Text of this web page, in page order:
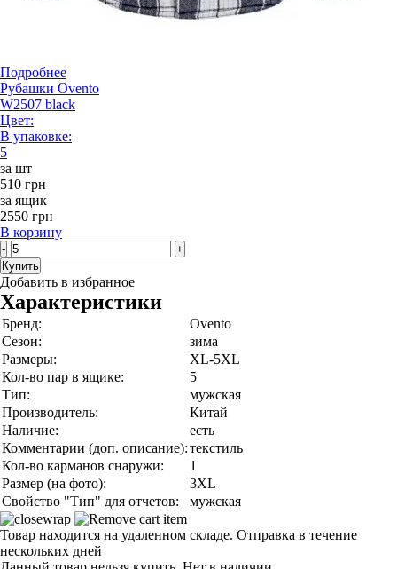
Подробнее
Рубашки Ovento
W2507 black
Цвет:
В упаковке:
5
за шт
510 грн
за ящик
2550 грн
В корзину
-
+
Купить
Добавить в избранное
Характеристики
Бренд:
Ovento
Сезон:
зима
Размеры:
XL-5XL
Кол-во пар в ящике:
5
Тип:
мужская
Производитель:
Китай
Наличие:
есть
Комментарии (доп. описание):текстиль
Кол-во карманов снаружи:
1
Размер (на фото):
3XL
Свойство "Тип" для отчетов:
мужская
Товар находится на удаленном складе. Отправка в течение
нескольких дней